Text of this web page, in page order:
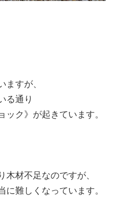
ますが、
る通り
ク》が起きています。
木材不足なのですが、
難しくなっています。